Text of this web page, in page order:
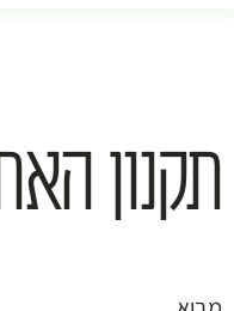
תקנון